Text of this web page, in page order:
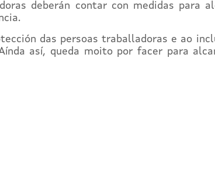
deberán contar con medidas para
das persoas traballadoras e ao
así, queda moito por facer para